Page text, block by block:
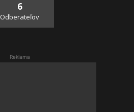
6
Odberateľov
Reklama